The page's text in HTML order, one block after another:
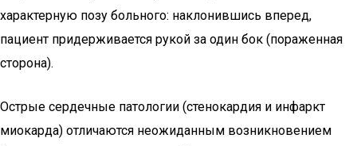
характерную позу больного: наклонившись вперед,
пациент придерживается рукой за один бок (пораженная
сторона).
Острые сердечные патологии (стенокардия и инфаркт
миокарда) отличаются неожиданным возникновением